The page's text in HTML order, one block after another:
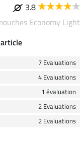
3.8
Economy Light
7 Evaluations
4 Evaluations
1 évaluation
2 Evaluations
2 Evaluations